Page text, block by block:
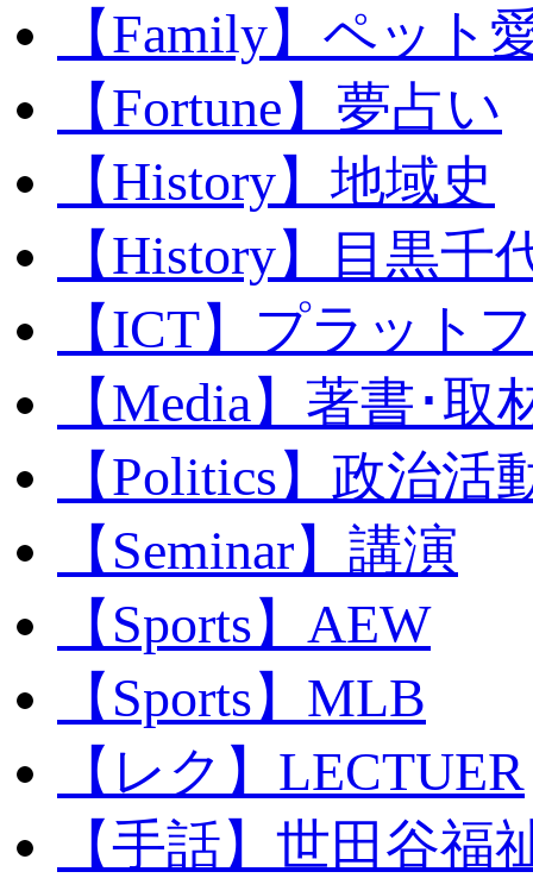
【Family】ペット
【Fortune】夢占い
【History】地域史
【History】目黒千
【ICT】プラット
【Media】著書･取
【Politics】政治活
【Seminar】講演
【Sports】AEW
【Sports】MLB
【レク】LECTUER
【手話】世田谷福